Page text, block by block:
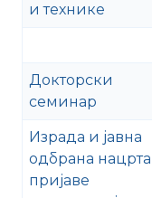
и технике
Докторски
семинар
Израда и јавна
одбрана нацрта
пријаве